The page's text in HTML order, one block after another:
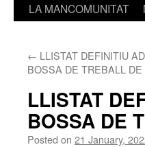
LA MANCOMUNITAT
← LLISTAT DEFINITIU
BOSSA DE TREBALL
LLISTAT
BOSSA DE
Posted on 21 January,